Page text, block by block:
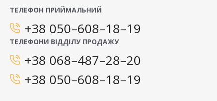
ТЕЛЕФОН ПРИЙМАЛЬНИЙ
+38 050–608–18–19
ТЕЛЕФОНИ ВІДДІЛУ ПРОДАЖУ
+38 068–487–28–20
+38 050–608–18–19